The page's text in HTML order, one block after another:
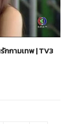
ลุด
กกามเทพ | TV3